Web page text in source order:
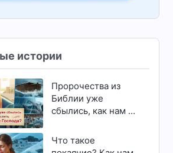
истории
Пророчества из
Библии уже
сбылись, как нам не
пришествие
Господа?
Что такое